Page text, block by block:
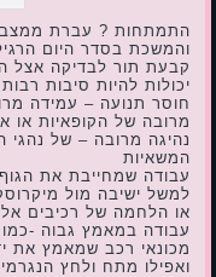
התמתחות ? עברת
והמשכת בסדר היום
קבעת תור לבדיקה אצל
יכולות להיות סיבות
חוסר תנועה – עמידה
מרובה של הקופאיות או
נהיגה מרובה – של נהגי
המשאיות
עבודה שמחייבת את
למשל ישיבה מול
או הלחמה של רכיבים
עבודה במאמץ גבוה -
מכונאי רכב שמאמץ את
ואפילו מתח ולחץ